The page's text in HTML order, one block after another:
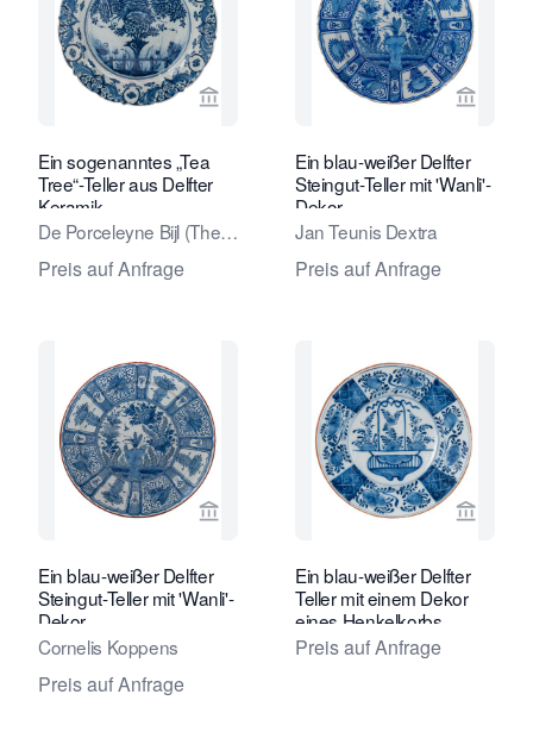
Verkaeuferseite von Van Nie
Ein sogenanntes „Tea
Tree“-Teller aus Delfter
Keramik
De Porceleyne Bijl (The
Porcelain Axe) Factory
Preis auf Anfrage
Ein blau-weißer Delfter
Steingut-Teller mit 'Wanli'-
Dekor
Jan Teunis Dextra
Preis auf Anfrage
Verkaeuferseite von Van Nie
Ein blau-weißer Delfter
Steingut-Teller mit 'Wanli'-
Dekor
Cornelis Koppens
Preis auf Anfrage
Ein blau-weißer Delfter
Teller mit einem Dekor
eines Henkelkorbs.
Preis auf Anfrage